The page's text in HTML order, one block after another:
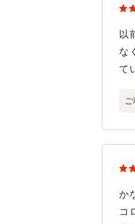
以
な
て
ご
か
コ